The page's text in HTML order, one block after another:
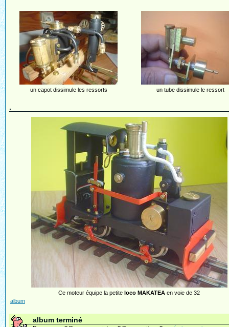
un capot dissimule les ressorts un tube dissimule le ressort
.
Ce moteur équipe la petite loco MAKATEA en voie de 32
album
album terminé